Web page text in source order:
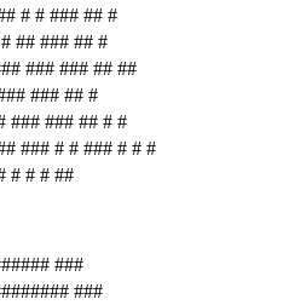
# # ### ## #
## ### ## #
### ### ## ##
### ## #
### ### ## # #
### # # ### # # #
# # # ##
###
###